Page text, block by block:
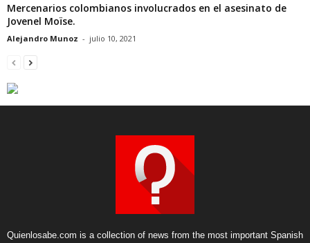
Mercenarios colombianos involucrados en el asesinato de
Jovenel Moïse.
Alejandro Munoz - julio 10, 2021
Quienlosabe.com is a collection of news from the most important Spanish